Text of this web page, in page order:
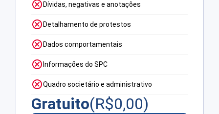
Dívidas, negativas e anotações
Detalhamento de protestos
Dados comportamentais
Informações do SPC
Quadro societário e administrativo
Gratuito(R$0,00)